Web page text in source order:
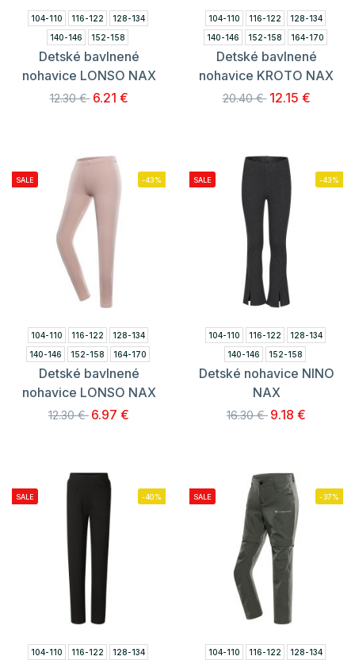
104-110 116-122
128-134
140-146
152-158
Detské bavlnené
nohavice LONSO NAX
12.30 € 6.21 €
104-110 116-122
128-134
140-146
152-158 164-170
Detské bavlnené
nohavice KROTO NAX
20.40 € 12.15 €
SALE -43%
104-110 116-122
128-134
140-146
152-158 164-170
Detské bavlnené
nohavice LONSO NAX
12.30 € 6.97 €
SALE -43%
104-110 116-122
128-134
140-146
152-158
Detské nohavice NINO
NAX
16.30 € 9.18 €
SALE -40%
104-110 116-122
128-134
SALE -37%
104-110 116-122
128-134